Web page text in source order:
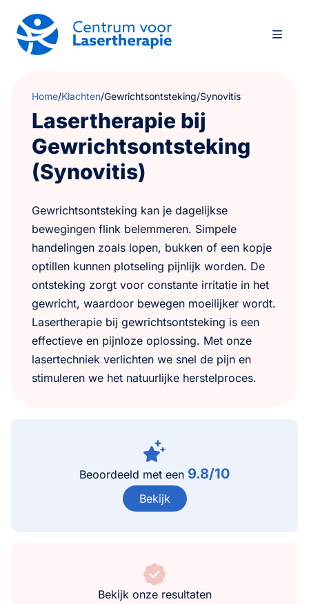
Home/Klachten/Gewrichtsontsteking/Synovitis
Lasertherapie bij
Gewrichtsontsteking
(Synovitis)
Gewrichtsontsteking kan je dagelijkse
bewegingen flink belemmeren. Simpele
handelingen zoals lopen, bukken of een kopje
optillen kunnen plotseling pijnlijk worden. De
ontsteking zorgt voor constante irritatie in het
gewricht, waardoor bewegen moeilijker wordt.
Lasertherapie bij gewrichtsontsteking is een
effectieve en pijnloze oplossing. Met onze
lasertechniek verlichten we snel de pijn en
stimuleren we het natuurlijke herstelproces.
Beoordeeld met een 9.8/10
Bekijk
Bekijk onze resultaten